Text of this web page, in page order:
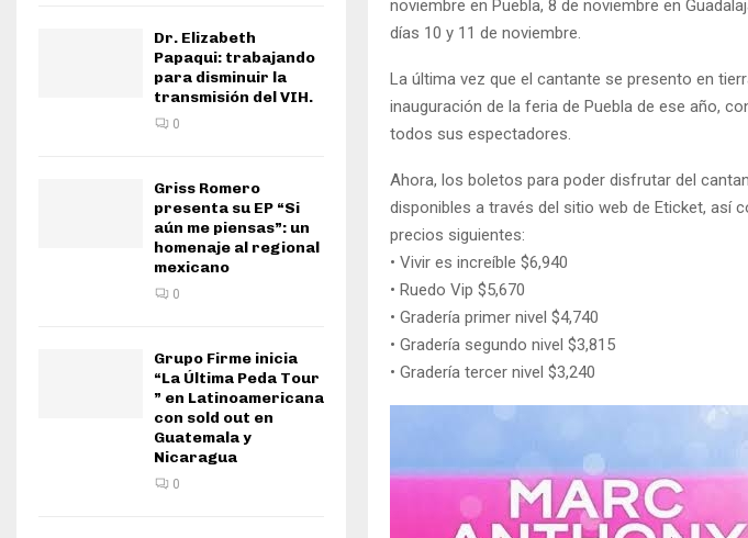
noviembre en Puebla, 8 de noviembre en
días 10 y 11 de noviembre.
La última vez que el cantante se presento en
inauguración de la feria de Puebla de ese año,
todos sus espectadores.
Ahora, los boletos para poder disfrutar del
disponibles a través del sitio web de Eticket, así
precios siguientes:
• Vivir es increíble $6,940
• Ruedo Vip $5,670
• Gradería primer nivel $4,740
• Gradería segundo nivel $3,815
• Gradería tercer nivel $3,240
Dr. Elizabeth
Papaqui: trabajando
para disminuir la
transmisión del VIH.
0
Griss Romero
presenta su EP “Si
aún me piensas”: un
homenaje al regional
mexicano
0
Grupo Firme inicia
“La Última Peda Tour
” en Latinoamericana
con sold out en
Guatemala y
Nicaragua
0